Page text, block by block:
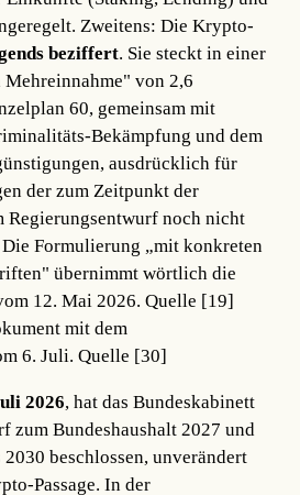
Zweitens: Die Krypto-
beziffert. Sie steckt in einer
von 2,6
60, gemeinsam mit
Bekämpfung und dem
ausdrücklich für
der zum Zeitpunkt der
Regierungsentwurf noch nicht
Formulierung „mit konkreten
übernimmt wörtlich die
12. Mai 2026.Quelle [19]
mit dem
6. Juli.Quelle [30]
2026, hat das Bundeskabinett
zum Bundeshaushalt 2027 und
beschlossen, unverändert
Passage. In der